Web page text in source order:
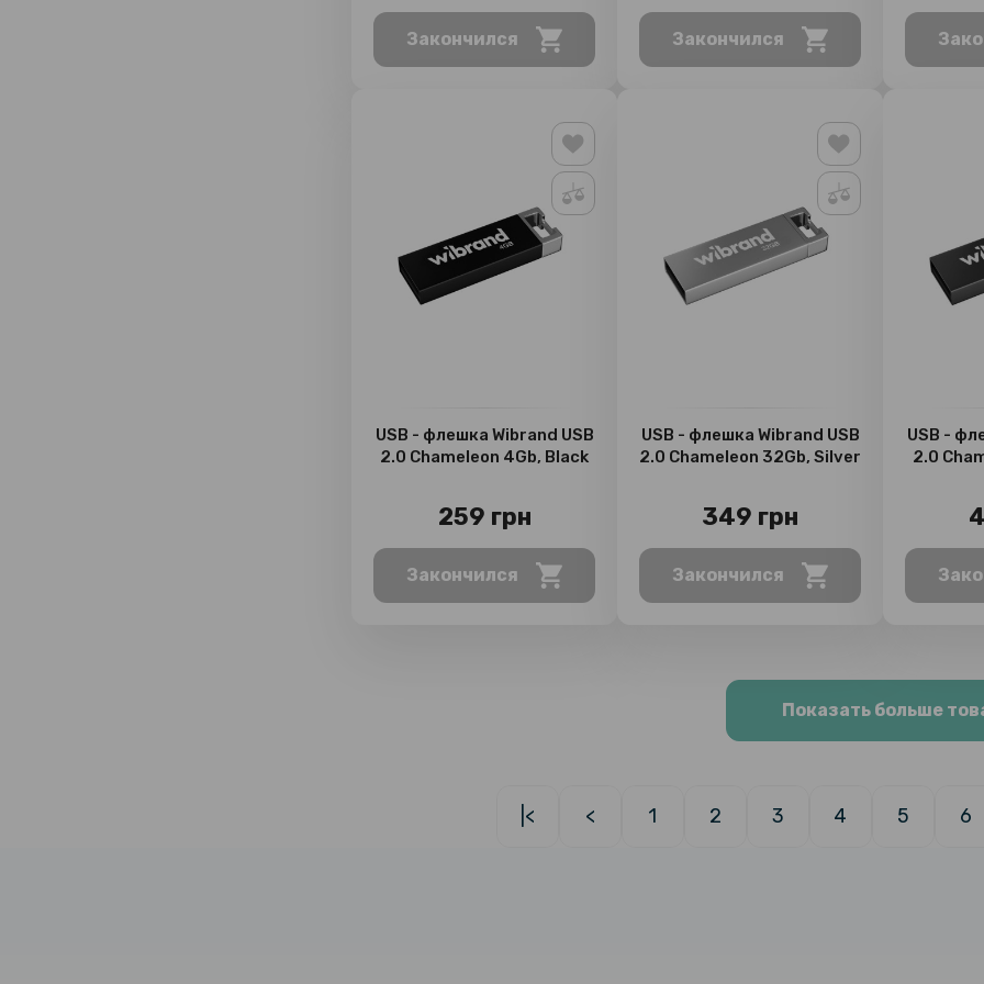
Закончился Закончился
USB - флешка Wibrand USB
2.0 Chameleon 4Gb, Black
259 грн
Закончился
USB - флешка Wibrand USB
2.0 Chameleon 32Gb, Silver
349 грн
Закончился
USB -
2.0
Показать больше
|< < 1 2 3 4 5 6